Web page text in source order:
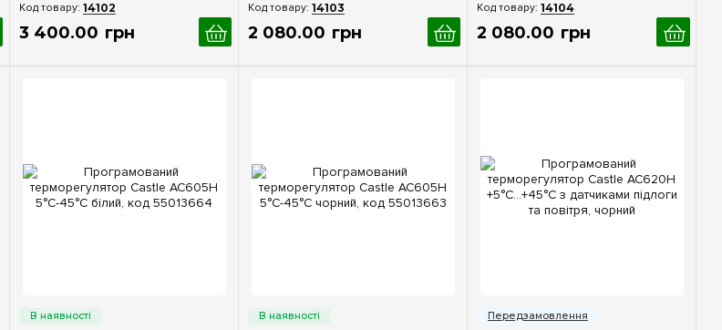
14102
3 400.00 грн
14103
2 080.00 грн
14104
2 080.00 грн